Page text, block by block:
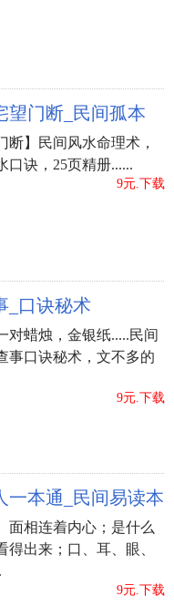
望门断_民间孤本
断】民间风水命理术，
口诀，25页精册......
9元.下载
_口诀秘术
对蜡烛，金银纸.....民间
事口诀秘术，文不多的
9元.下载
一本通_民间易读本
面相连着内心；是什么
得出来；口、耳、眼、
9元.下载